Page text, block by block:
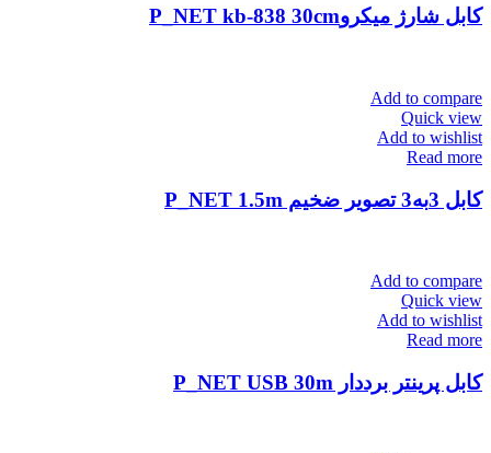
کابل شارژ میکروP_NET kb-838 30cm
Add to compare
Quick view
Add to wishlist
Read more
کابل 3به3 تصویر ضخیم P_NET 1.5m
Add to compare
Quick view
Add to wishlist
Read more
کابل پرینتر برددار P_NET USB 30m